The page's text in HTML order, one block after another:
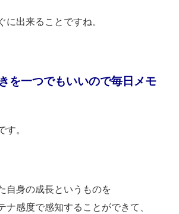
に出来ることですね。
を一つでもいいので毎日メモ
す。
自身の成長というものを
ナ感度で感知することができて、